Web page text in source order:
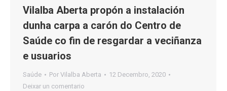
Vilalba Aberta propón a instalación
dunha carpa a carón do Centro de
Saúde co fin de resgardar a veciñanza
e usuarios
Saúde Por Vilalba Aberta
12 Decembro, 2020
Deixar un comentario